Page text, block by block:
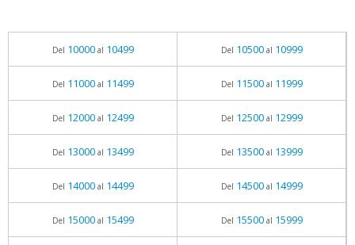
Del 10000al 10499 Del 10500al 10999
Del 11000al 11499 Del 11500al 11999
Del 12000al 12499 Del 12500al 12999
Del 13000al 13499 Del 13500al 13999
Del 14000al 14499 Del 14500al 14999
Del 15000al 15499 Del 15500al 15999